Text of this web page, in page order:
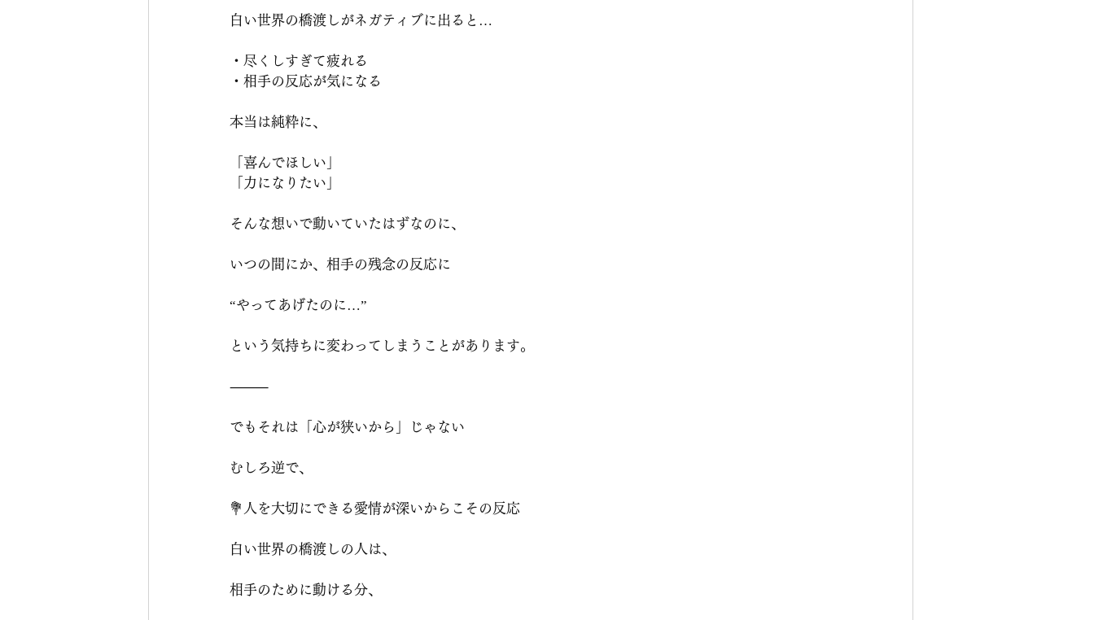
白い世界の橋渡しがネガティブに出ると…
・尽くしすぎて疲れる
・相手の反応が気になる
本当は純粋に、
「喜んでほしい」
「力になりたい」
そんな想いで動いていたはずなのに、
いつの間にか、相手の残念の反応に
“やってあげたのに…”
という気持ちに変わってしまうことがあります。
⸻
でもそれは「心が狭いから」じゃない
むしろ逆で、
💐人を大切にできる愛情が深いからこその反応
白い世界の橋渡しの人は、
相手のために動ける分、